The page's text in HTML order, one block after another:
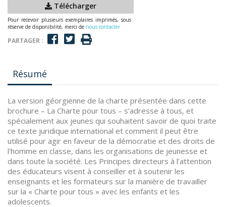
Télécharger
Pour recevoir plusieurs exemplaires imprimés, sous
réserve de disponibilité, merci de nous contacter
PARTAGER :
Résumé
La version géorgienne de la charte présentée dans cette
brochure – La Charte pour tous – s’adresse à tous, et
spécialement aux jeunes qui souhaitent savoir de quoi traite
ce texte juridique international et comment il peut être
utilisé pour agir en faveur de la démocratie et des droits de
l'homme en classe, dans les organisations de jeunesse et
dans toute la société. Les Principes directeurs à l’attention
des éducateurs visent à conseiller et à soutenir les
enseignants et les formateurs sur la manière de travailler
sur la « Charte pour tous » avec les enfants et les
adolescents.